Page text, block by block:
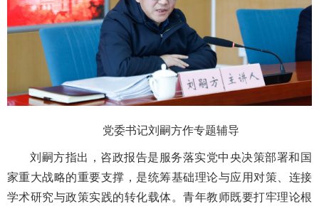
党委书记刘嗣方作专题辅导
刘嗣方指出，咨政报告是服务落实党中央决策部署和国
家重大战略的重要支撑，是统筹基础理论与应用对策、连接
学术研究与政策实践的转化载体。青年教师既要打牢理论根